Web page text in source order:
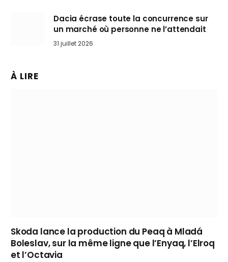
Dacia écrase toute la concurrence sur
un marché où personne ne l’attendait
31 juillet 2026
À LIRE
Skoda lance la production du Peaq à Mladá
Boleslav, sur la même ligne que l’Enyaq, l’Elroq
et l’Octavia